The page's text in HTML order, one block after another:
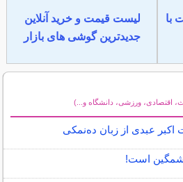
با
لیست قیمت و خرید آنلاین
جدیدترین گوشی های بازار
اقتصادی، ورزشی، دانشگاه و...)
اکبر عبدی از زبان ده‌نمکی
خشمگین است!